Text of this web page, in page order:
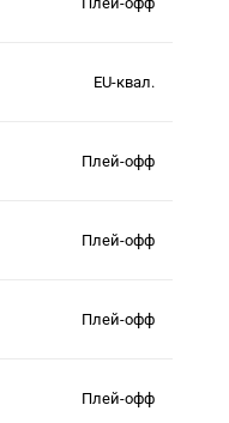
EU-квал.
Плей-офф
Плей-офф
Плей-офф
Плей-офф